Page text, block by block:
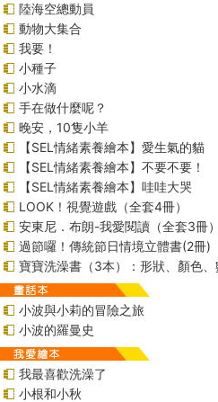
陸海空總動員
動物大集合
我要！
小種子
小水滴
手在做什麼呢？
晚安，10隻小羊
【SEL情緒素養繪本】愛生氣的貓
【SEL情緒素養繪本】不要不要！
【SEL情緒素養繪本】哇哇大哭
LOOK！視覺遊戲（全套4冊）
安東尼．布朗-我愛閱讀（全套3冊
過節囉！傳統節日情境立體書(2冊)
寶寶洗澡書（3本）：形狀、顏色、
小波與小莉的冒險之旅
小波的羅曼史
我最喜歡洗澡了
小根和小秋